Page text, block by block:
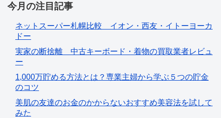
今月の注目記事
ネットスーパー札幌比較 イオン・西友・イトーヨーカ
ドー
実家の断捨離 中古キーボード・着物の買取業者レビュ
ー
1,000万貯める方法とは？専業主婦から学ぶ５つの貯金
のコツ
美肌の友達のお金のかからないおすすめ美容法を試して
みた